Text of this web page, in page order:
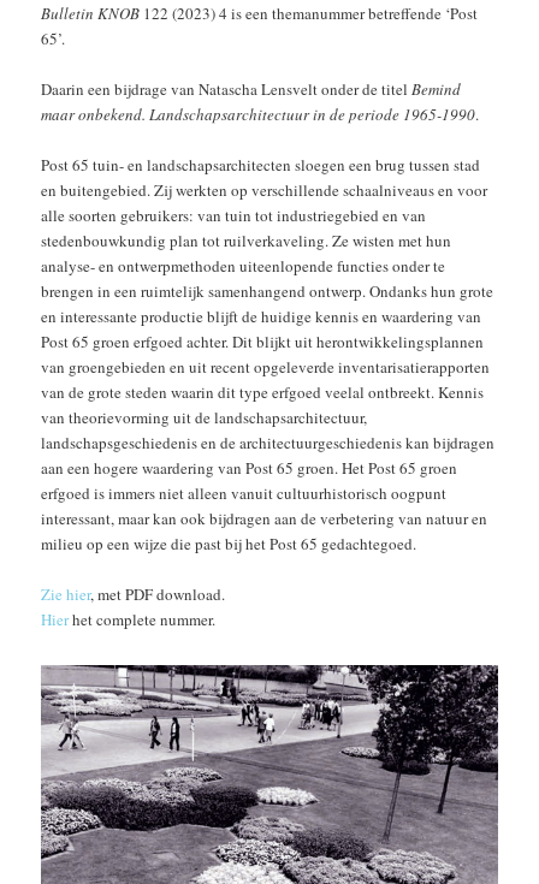
Bulletin KNOB 122 (2023) 4 is een themanummer betreffende ‘Post
65’.
Daarin een bijdrage van Natascha Lensvelt onder de titelBemind
maar onbekend. Landschapsarchitectuur in de periode 1965-1990.
Post 65 tuin- en landschapsarchitecten sloegen een brug tussen stad
en buitengebied. Zij werkten op verschillende schaalniveaus en voor
alle soorten gebruikers: van tuin tot industriegebied en van
stedenbouwkundig plan tot ruilverkaveling. Ze wisten met hun
analyse- en ontwerpmethoden uiteenlopende functies onder te
brengen in een ruimtelijk samenhangend ontwerp. Ondanks hun grote
en interessante productie blijft de huidige kennis en waardering van
Post 65 groen erfgoed achter. Dit blijkt uit herontwikkelingsplannen
van groengebieden en uit recent opgeleverde inventarisatierapporten
van de grote steden waarin dit type erfgoed veelal ontbreekt. Kennis
van theorievorming uit de landschapsarchitectuur,
landschapsgeschiedenis en de architectuurgeschiedenis kan bijdragen
aan een hogere waardering van Post 65 groen. Het Post 65 groen
erfgoed is immers niet alleen vanuit cultuurhistorisch oogpunt
interessant, maar kan ook bijdragen aan de verbetering van natuur en
milieu op een wijze die past bij het Post 65 gedachtegoed.
Zie hier, met PDF download.
Hierhet complete nummer.